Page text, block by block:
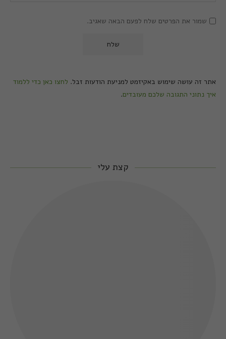
שמור את הפרטים שלח לפעם הבאה שאגיב.
אתר זה עושה שימוש באקיזמט למניעת הודעות זבל. לחצו כאן כדי ללמוד
איך נתוני התגובה שלכם מעובדים.
קצת עלי